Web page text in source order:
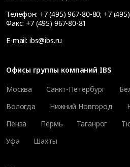
Телефон: +7 (495) 967-80-80; +7
Факс: +7 (495) 967-80-81
E-mail: ibs@ibs.ru
Офисы группы компаний IBS
Москва
Санкт-Петербург
Вологда
Нижний Новгород
Пенза
Пермь Таганрог
Уфа
Шахты